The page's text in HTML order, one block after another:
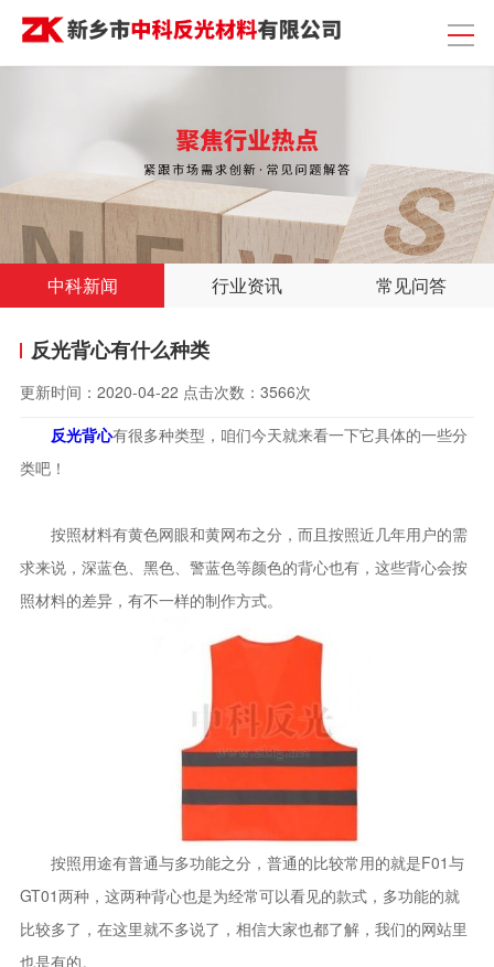
中科新闻 行业资讯 常见问答
反光背心有什么种类
更新时间： 2020-04-22 点击次数： 3566次
反光背心有很多种类型，咱们今天就来看一下它具体的一些分
类吧！
按照材料有黄色网眼和黄网布之分，而且按照近几年用户的需
求来说，深蓝色、黑色、警蓝色等颜色的背心也有，这些背心会按
照材料的差异，有不一样的制作方式。
按照用途有普通与多功能之分，普通的比较常用的就是F01与
GT01两种，这两种背心也是为经常可以看见的款式，多功能的就
比较多了，在这里就不多说了，相信大家也都了解，我们的网站里
也是有的。